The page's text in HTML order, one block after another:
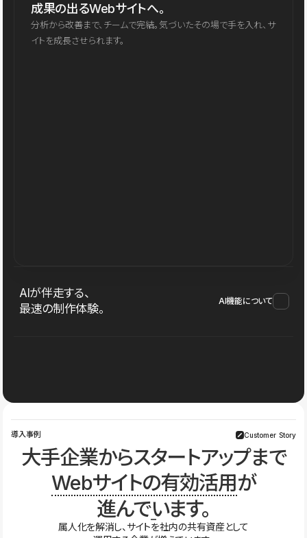
成果の出るWebサイトへ。
分析から改善まで、チームで完結。気づいたその場で手を入れ、サ
イトを成長させられます。
AIが伴走する、
最速の制作体験。
AI機能について
導入事例 Customer Story
大手企業からスタートアップまで
Webサイトの有効活用が
進んでいます。
属人化を解消し、サイトを社内の共有資産として